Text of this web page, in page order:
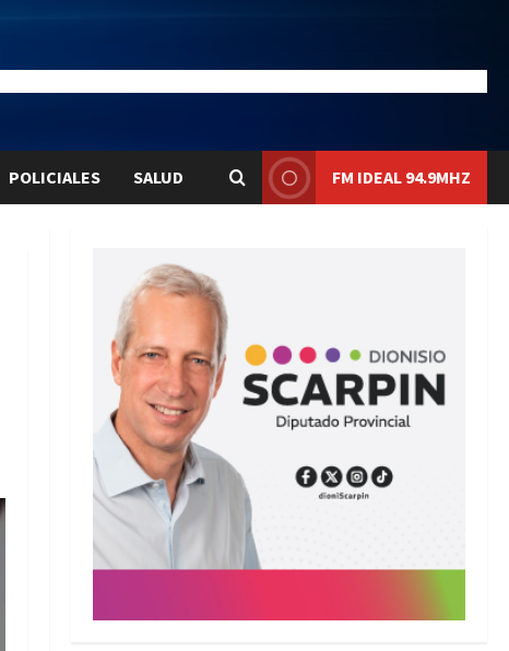
POLICIALES SALUD FM IDEAL 94.9MHZ